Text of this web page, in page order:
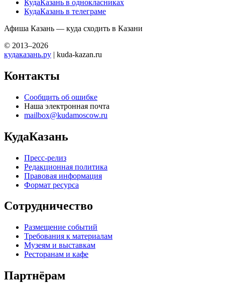
КудаКазань в однокласниках
КудаКазань в телеграме
Афиша Казань — куда сходить в Казани
© 2013–2026
кудаказань.ру | kuda-kazan.ru
Контакты
Сообщить об ошибке
Наша электронная почта
mailbox@kudamoscow.ru
КудаКазань
Пресс-релиз
Редакционная политика
Правовая информация
Формат ресурса
Сотрудничество
Размещение событий
Требования к материалам
Музеям и выставкам
Ресторанам и кафе
Партнёрам